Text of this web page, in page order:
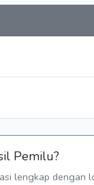
Pemilu?
lengkap dengan